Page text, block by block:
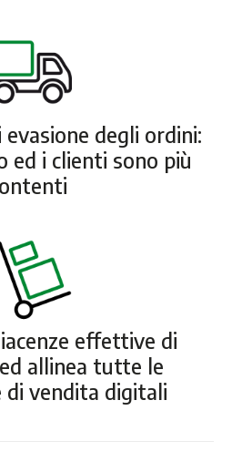
degli ordini:
ed i clienti sono più
effettive di
allinea tutte le
vendita digitali